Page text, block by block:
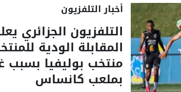
أخبار التلفزيون
التلفزيون الجزائري
المقابلة الودية
منتخب بوليفيا بسبب
بملعب كانساس